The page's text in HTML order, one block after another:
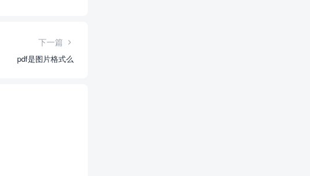
下一篇
pdf是图片格式么